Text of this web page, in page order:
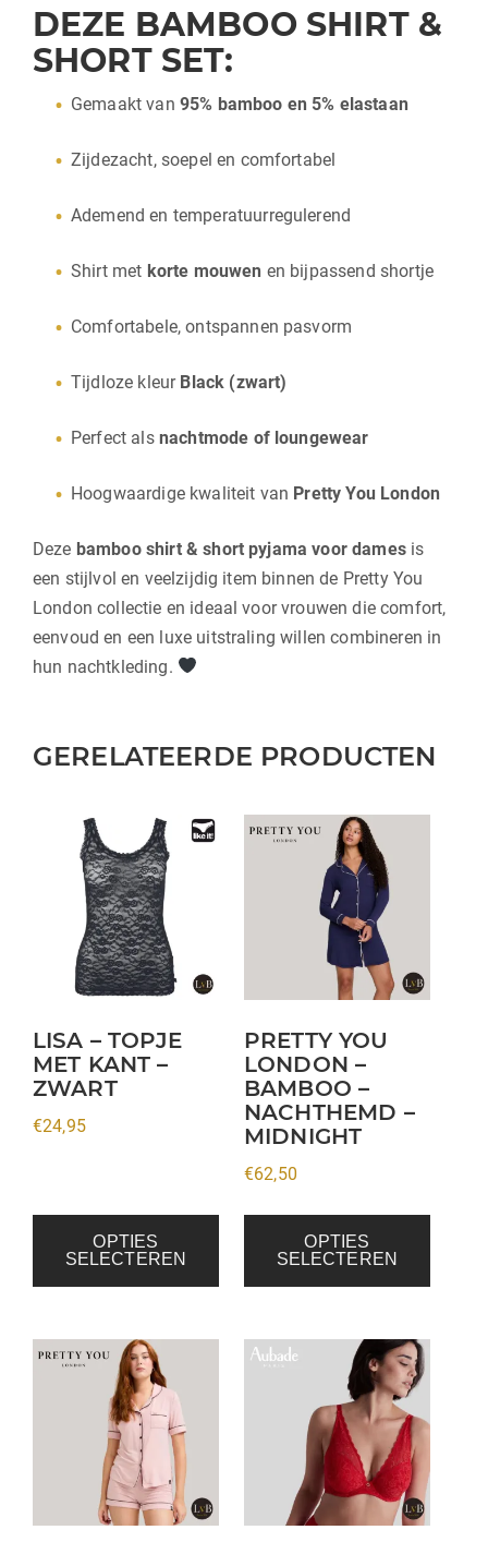
DEZE BAMBOO SHIRT &
SHORT SET:
Gemaakt van 95% bamboo en 5% elastaan
Zijdezacht, soepel en comfortabel
Ademend en temperatuurregulerend
Shirt met korte mouwen en bijpassend shortje
Comfortabele, ontspannen pasvorm
Tijdloze kleur Black (zwart)
Perfect als nachtmode of loungewear
Hoogwaardige kwaliteit van Pretty You London
Deze bamboo shirt & short pyjama voor damesis
een stijlvol en veelzijdig item binnen de Pretty You
London collectie en ideaal voor vrouwen die comfort,
eenvoud en een luxe uitstraling willen combineren in
hun nachtkleding.
GERELATEERDE PRODUCTEN
LISA – TOPJE
MET KANT –
ZWART
€24,95
OPTIES
SELECTEREN
product
meerdere
variaties.
kan
gekozen
worden
op
PRETTY YOU
LONDON –
BAMBOO –
NACHTHEMD –
MIDNIGHT
€62,50
OPTIES
SELECTEREN
Dit
optie
kan
gekozen
worden
op
productpagina
Dit
variaties.
optie
Dit
meerdere
variaties.
optie